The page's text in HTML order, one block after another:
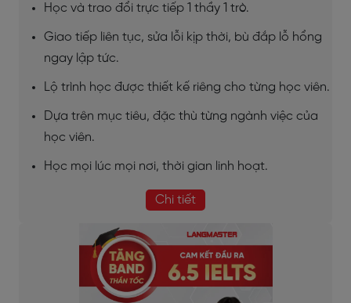
Học và trao đổi trực tiếp 1 thầy 1 trò.
Giao tiếp liên tục, sửa lỗi kịp thời, bù đắp lỗ hổng
ngay lập tức.
Lộ trình học được thiết kế riêng cho từng học viên.
Dựa trên mục tiêu, đặc thù từng ngành việc của
học viên.
Học mọi lúc mọi nơi, thời gian linh hoạt.
Chi tiết